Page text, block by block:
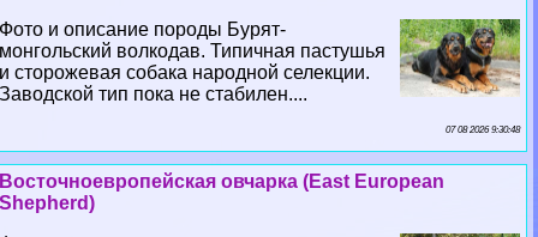
Фото и описание породы Бурят-
монгольский волкодав. Типичная пастушья
и сторожевая собака народной селекции.
Заводской тип пока не стабилен....
07 08 2026 9:30:48
Восточноевропейская овчарка (East European
Shepherd)